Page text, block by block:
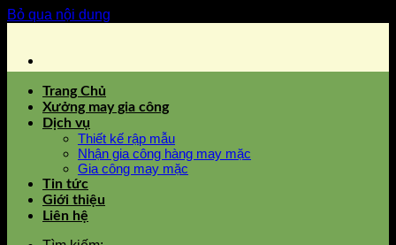
Bỏ qua nội dung
Trang Chủ
Xưởng may gia công
Dịch vụ
Thiết kế rập mẫu
Nhận gia công hàng may mặc
Gia công may mặc
Tin tức
Giới thiệu
Liên hệ